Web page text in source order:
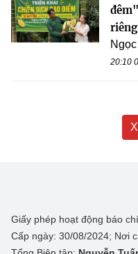
riêng
20:10
Giấy phép hoạt động báo
Cấp ngày: 30/08/2024; Nơi